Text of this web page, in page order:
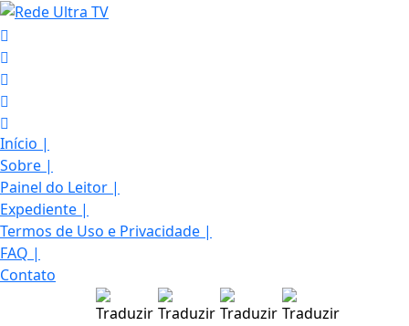
Início |
Sobre |
Painel do Leitor |
Expediente |
Termos de Uso e Privacidade |
FAQ |
Contato
Termos de Uso e Privacidade
Esse site utiliza cookies para melhorar sua
experiência de navegação. Ao continuar o acesso,